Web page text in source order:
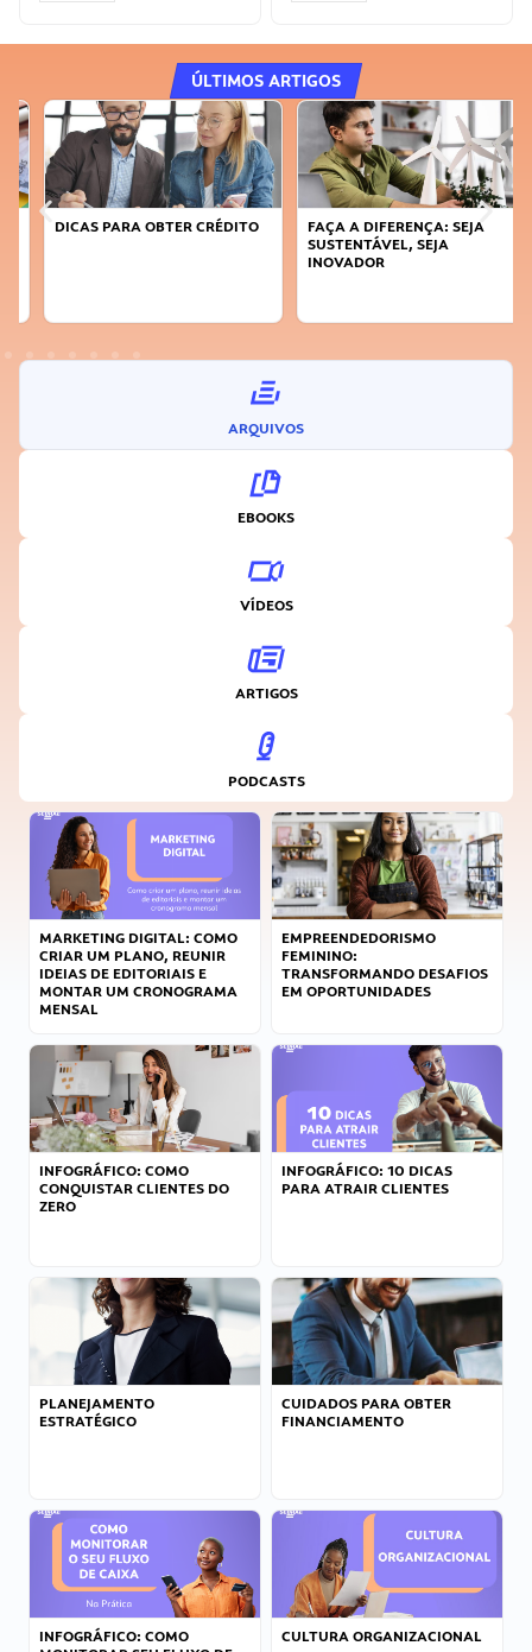
ÚLTIMOS ARTIGOS
DICAS PARA OBTER CRÉDITO
FAÇA A DIFERENÇA: SEJA
SUSTENTÁVEL, SEJA
INOVADOR
ARQUIVOS
EBOOKS
VÍDEOS
ARTIGOS
PODCASTS
MARKETING DIGITAL: COMO
CRIAR UM PLANO, REUNIR
IDEIAS DE EDITORIAIS E
MONTAR UM CRONOGRAMA
MENSAL
EMPREENDEDORISMO
FEMININO:
TRANSFORMANDO DESAFIOS
EM OPORTUNIDADES
INFOGRÁFICO: COMO
CONQUISTAR CLIENTES DO
ZERO
INFOGRÁFICO: 10 DICAS
PARA ATRAIR CLIENTES
PLANEJAMENTO
ESTRATÉGICO
CUIDADOS PARA OBTER
FINANCIAMENTO
INFOGRÁFICO: COMO
CULTURA ORGANIZACIONAL